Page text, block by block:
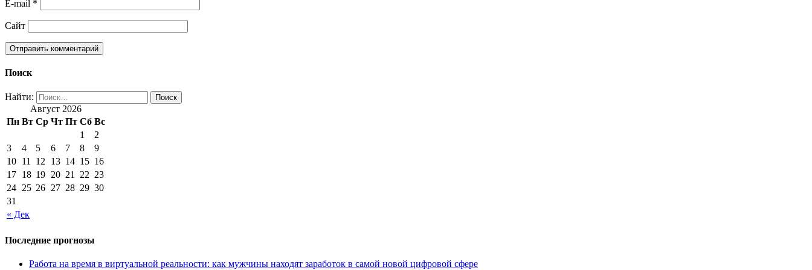
E-mail *
Сайт
Поиск
Найти:
Август 2026
Пн Вт Ср Чт Пт Сб Вс
« Дек
1
2
3
4 5 6 7 8
9
10 11 12 13 14 15 16
17 18 19 20 21 22 23
24 25 26 27 28 29 30
31
Последние прогнозы
Работа на время в виртуальной реальности: как мужчины находят заработок в самой новой цифровой сфере